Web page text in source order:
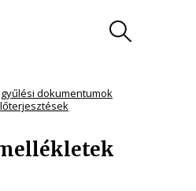
dokumentumok